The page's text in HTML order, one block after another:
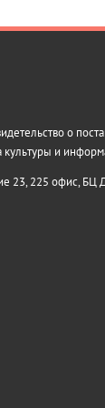
о
и
23, 225 офис, БЦ